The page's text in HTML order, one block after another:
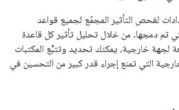
لفحص التأثير المجمّع لجميع قواعد
تم دمجها. من خلال تحليل تأثير كل قاعدة
لجهة خارجية، يمكنك تحديد وتتبُّع المكتبات
التي تمنع إجراء قدر كبير من التحسين في